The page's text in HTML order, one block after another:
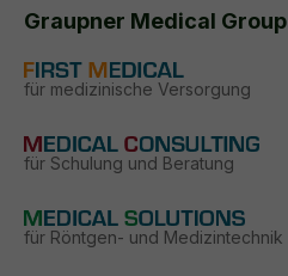
Graupner Medical Group
für medizinische Versorgung
für Schulung und Beratung
für Röntgen- und Medizintechnik